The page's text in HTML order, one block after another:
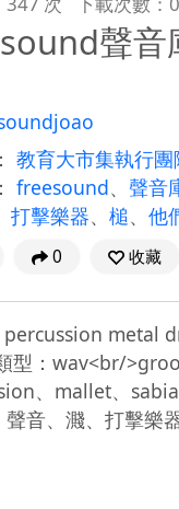
聲
教育大市集執行團
freesound、 聲音
打擊樂器、 槌、 他
0 收藏
：wav<br/
、mallet、
音、濺、打擊